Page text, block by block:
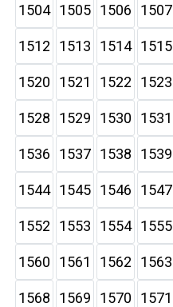
1504 1505 1506 1507
1512 1513 1514 1515
1520 1521 1522 1523
1528 1529 1530 1531
1536 1537 1538 1539
1544 1545 1546 1547
1552 1553 1554 1555
1560 1561 1562 1563
1568 1569 1570 1571